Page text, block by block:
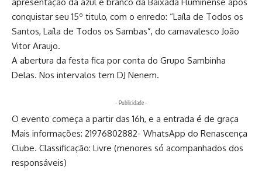
conquistar seu 15º titulo, com o enredo: “Laíla de Todos os
Santos, Laíla de Todos os Sambas”, do carnavalesco João
Vitor Araujo.
A abertura da festa fica por conta do Grupo Sambinha
Delas. Nos intervalos tem DJ Nenem.
- Publicidade -
O evento começa a partir das 16h, e a entrada é de graça
Mais informações: 21976802882- WhatsApp do Renascença
Clube. Classificação: Livre (menores só acompanhados dos
responsáveis)